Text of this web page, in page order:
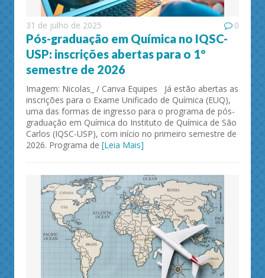
31 de julho de 2025 0
Pós-graduação em Química no IQSC-
USP: inscrições abertas para o 1º
semestre de 2026
Imagem: Nicolas_ / Canva Equipes Já estão abertas as
inscrições para o Exame Unificado de Química (EUQ),
uma das formas de ingresso para o programa de pós-
graduação em Química do Instituto de Química de São
Carlos (IQSC-USP), com início no primeiro semestre de
2026. Programa de [Leia Mais]